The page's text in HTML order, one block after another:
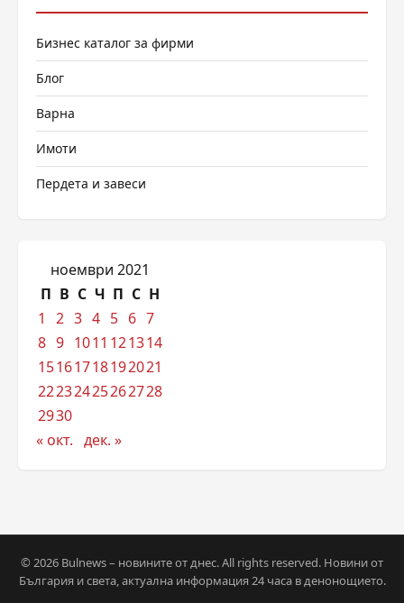
Бизнес каталог за фирми
Блог
Варна
Имоти
Пердета и завеси
ноември 2021
П В С Ч П С Н
1
2 3 4 5 6 7
8 9 1011 121314
15161718192021
22232425262728
2930
« окт. дек. »
© 2026 Bulnews – новините от днес. All rights reserved. Новини от
България и света, актуална информация 24 часа в денонощието.